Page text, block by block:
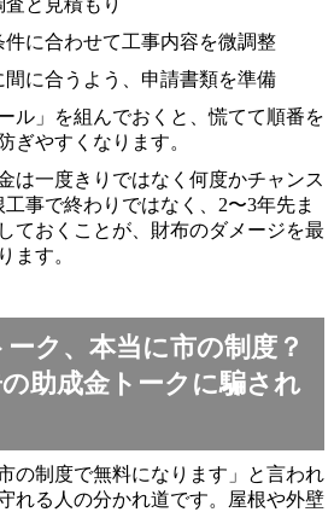
件に合わせて工事内容を微調整
に合うよう、申請書類を準備
ル」を組んでおくと、慌てて順番を
ぎやすくなります。
は一度きりではなく何度かチャンス
事で終わりではなく、2〜3年先ま
ておくことが、財布のダメージを最
ます。
ク、本当に市の制度？
助成金トークに騙され
の制度で無料になります」と言われ
れる人の分かれ道です。屋根や外壁